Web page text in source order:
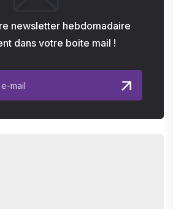
newsletter hebdomadaire
dans votre boite mail !